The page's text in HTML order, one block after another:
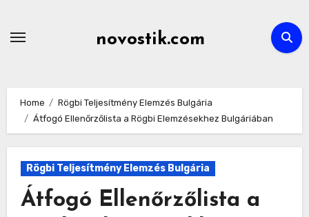
novostik.com
Home
Rögbi Teljesítmény Elemzés Bulgária
Átfogó Ellenőrzőlista a Rögbi Elemzésekhez Bulgáriában
Rögbi Teljesítmény Elemzés Bulgária
Átfogó Ellenőrzőlista a